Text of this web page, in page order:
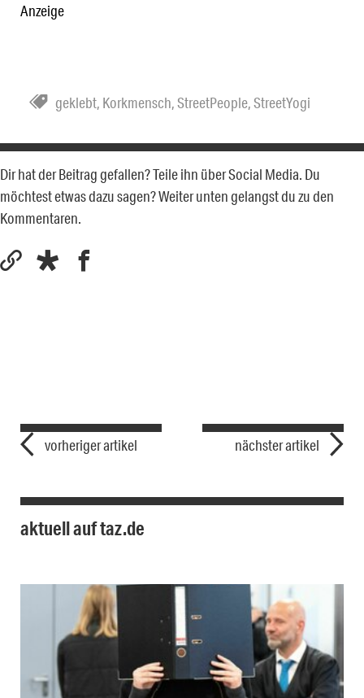
Anzeige
geklebt, Korkmensch,StreetPeople,StreetYogi
Dir hat der Beitrag gefallen? Teile ihn über Social Media. Du
möchtest etwas dazu sagen? Weiter unten gelangst du zu den
Kommentaren.
vorheriger artikel nächster artikel
aktuell auf taz.de